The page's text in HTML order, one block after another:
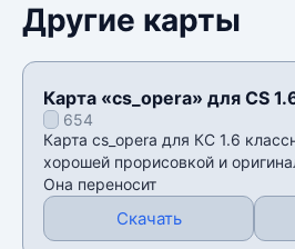
Другие карты
Карта «cs_opera» для CS
654
Карта cs_opera для КС 1.6
хорошей прорисовкой и
Она переносит
Скачать